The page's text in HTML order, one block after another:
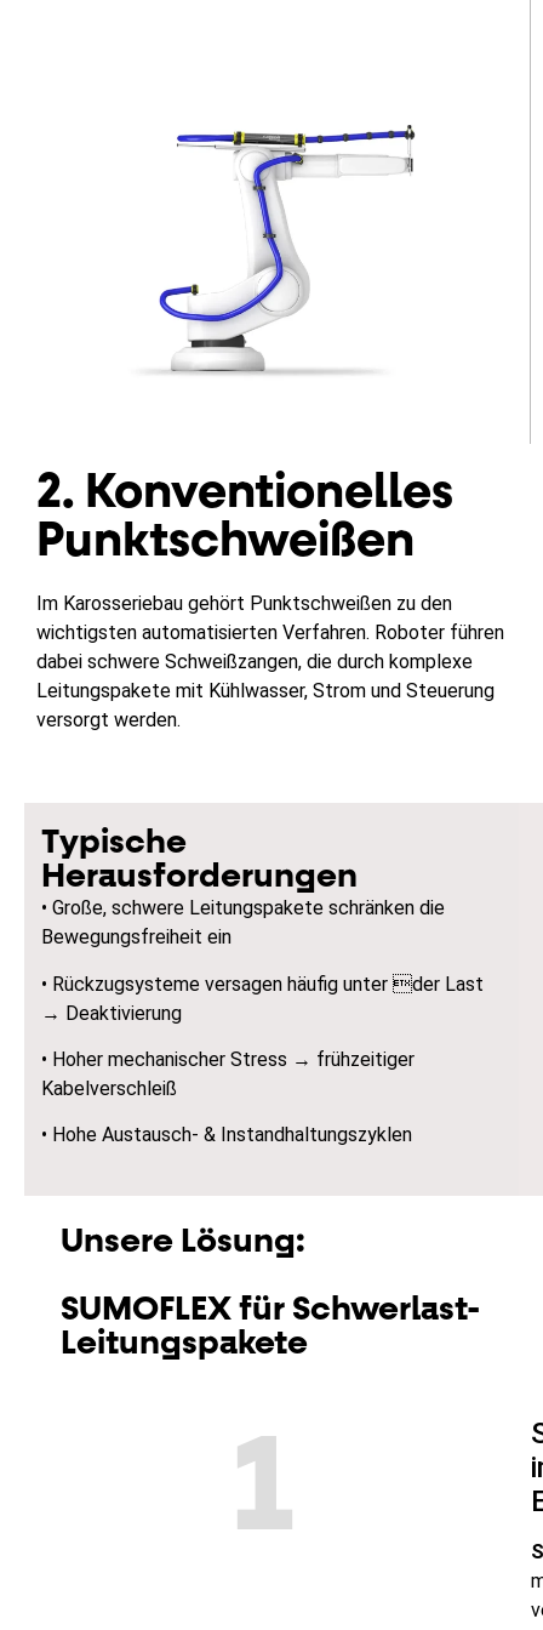
2. Konventionelles
Punktschweißen
Im Karosseriebau gehört Punktschweißen zu den
wichtigsten automatisierten Verfahren. Roboter führen
dabei schwere Schweißzangen, die durch komplexe
Leitungspakete mit Kühlwasser, Strom und Steuerung
versorgt werden.
Typische
Herausforderungen
• Große, schwere Leitungspakete schränken die
Bewegungsfreiheit ein
• Rückzugsysteme versagen häufig unter der Last
→ Deaktivierung
• Hoher mechanischer Stress → frühzeitiger
Kabelverschleiß
• Hohe Austausch- & Instandhaltungszyklen
Unsere Lösung:
SUMOFLEX für Schwerlast-
Leitungspakete
1